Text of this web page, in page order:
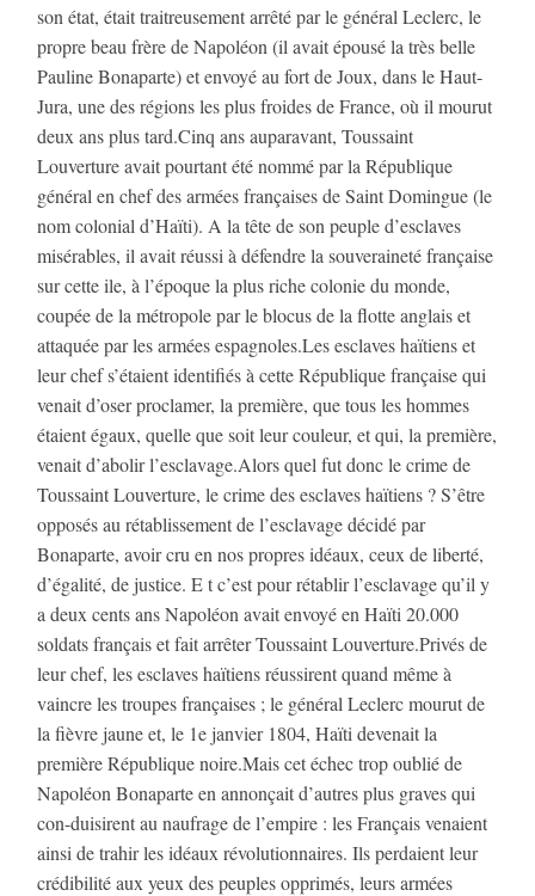
son état, était traitreusement arrêté par le général Leclerc, le
propre beau frère de Napoléon (il avait épousé la très belle
Pauline Bonaparte) et envoyé au fort de Joux, dans le Haut-
Jura, une des régions les plus froides de France, où il mourut
deux ans plus tard.Cinq ans auparavant, Toussaint
Louverture avait pourtant été nommé par la République
général en chef des armées françaises de Saint Domingue (le
nom colonial d’Haïti). A la tête de son peuple d’esclaves
misérables, il avait réussi à défendre la souveraineté française
sur cette ile, à l’époque la plus riche colonie du monde,
coupée de la métropole par le blocus de la flotte anglais et
attaquée par les armées espagnoles.Les esclaves haïtiens et
leur chef s’étaient identifiés à cette République française qui
venait d’oser proclamer, la première, que tous les hommes
étaient égaux, quelle que soit leur couleur, et qui, la première,
venait d’abolir l’esclavage.Alors quel fut donc le crime de
Toussaint Louverture, le crime des esclaves haïtiens ? S’être
opposés au rétablissement de l’esclavage décidé par
Bonaparte, avoir cru en nos propres idéaux, ceux de liberté,
d’égalité, de justice. E t c’est pour rétablir l’esclavage qu’il y
a deux cents ans Napoléon avait envoyé en Haïti 20.000
soldats français et fait arrêter Toussaint Louverture.Privés de
leur chef, les esclaves haïtiens réussirent quand même à
vaincre les troupes françaises ; le général Leclerc mourut de
la fièvre jaune et, le 1e janvier 1804, Haïti devenait la
première République noire.Mais cet échec trop oublié de
Napoléon Bonaparte en annonçait d’autres plus graves qui
con-duisirent au naufrage de l’empire : les Français venaient
ainsi de trahir les idéaux révolutionnaires. Ils perdaient leur
crédibilité aux yeux des peuples opprimés, leurs armées